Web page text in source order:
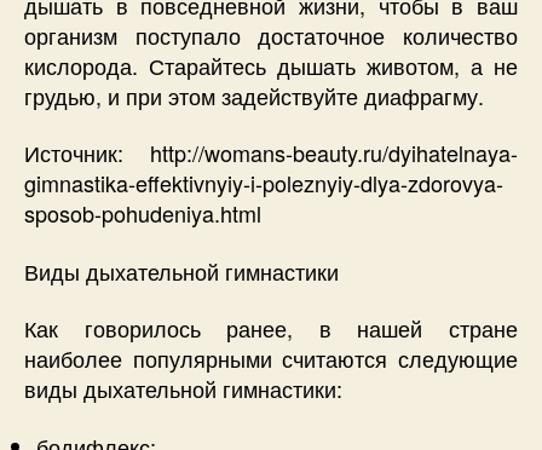
организм поступало достаточное количество
кислорода. Старайтесь дышать животом, а не
грудью, и при этом задействуйте диафрагму.
Источник: http://womans-beauty.ru/dyihatelnaya-
gimnastika-effektivnyiy-i-poleznyiy-dlya-zdorovya-
sposob-pohudeniya.html
Виды дыхательной гимнастики
Как говорилось ранее, в нашей стране
наиболее популярными считаются следующие
виды дыхательной гимнастики: